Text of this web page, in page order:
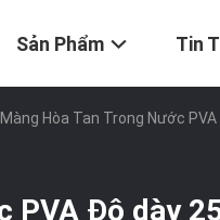
Sản Phẩm Tin
Hòa Tan Trong Nước
PVA Độ dày